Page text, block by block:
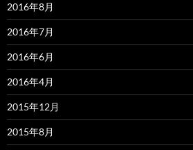
2016年8月
2016年7月
2016年6月
2016年4月
2015年12月
2015年8月